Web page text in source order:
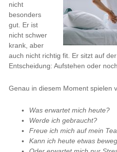
nicht
besonders
gut. Er ist
nicht schwer
krank, aber
auch nicht richtig fit. Er sitzt auf
Entscheidung: Aufstehen oder
Genau in diesem Moment spielen
Was erwartet mich heute?
Werde ich gebraucht?
Freue ich mich auf mein
Kann ich heute etwas